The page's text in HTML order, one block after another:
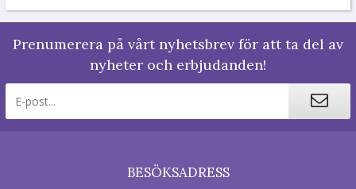
Prenumerera på vårt nyhetsbrev för att ta del av
nyheter och erbjudanden!
BESÖKSADRESS